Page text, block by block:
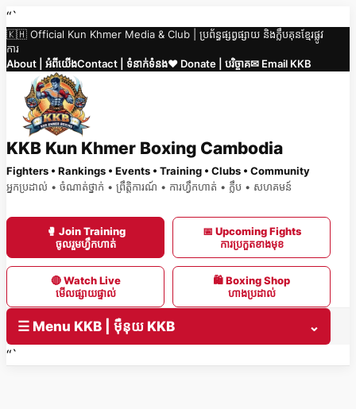
Skip
to
content
“`
🇰🇭 Official Kun Khmer Media & Club | ប្រព័ន្ធផ្សព្វផ្សាយ និងក្លឹបគុនខ្មែរផ្លូវ
ការ
About | អំពីយើងContact | ទំនាក់ទំនង❤️ Donate | បរិច្ចាគ✉ Email KKB
KKB Kun Khmer Boxing Cambodia
Fighters • Rankings • Events • Training • Clubs • Community
អ្នកប្រដាល់ • ចំណាត់ថ្នាក់ • ព្រឹត្តិការណ៍ • ការហ្វឹកហាត់ • ក្លឹប • សហគមន៍
🥊 Join Training
ចូលរួមហ្វឹកហាត់
📅 Upcoming Fights
ការប្រកួតខាងមុខ
🔴 Watch Live
មើលផ្សាយផ្ទាល់
🛍 Boxing Shop
ហាងប្រដាល់
☰ Menu KKB | ម៉ឺនុយ KKB
⌄
“`